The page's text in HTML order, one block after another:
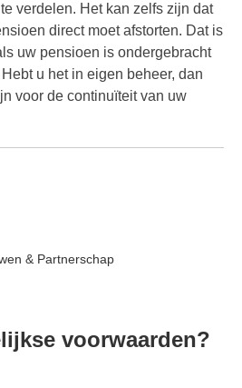
verdelen. Het kan zelfs zijn dat
direct moet afstorten. Dat is
uw pensioen is ondergebracht
u het in eigen beheer, dan
voor de continuïteit van uw
& Partnerschap
voorwaarden?